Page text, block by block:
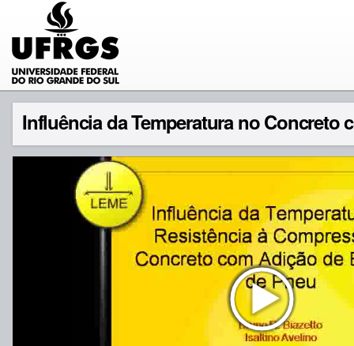
Influência da Temperatura no Concreto